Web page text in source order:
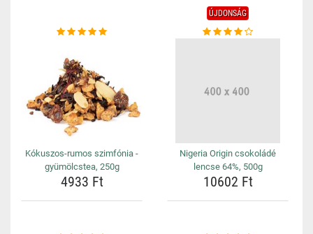
Kókuszos-rumos szimfónia -
gyümölcstea, 250g
4933 Ft
ÚJDONSÁG
Nigeria Origin csokoládé
lencse 64%, 500g
10602 Ft